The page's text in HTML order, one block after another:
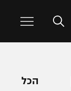
הכל